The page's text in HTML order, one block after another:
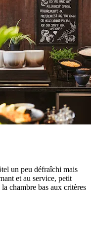
un peu défraîchi mais
et au service, petit
chambre bas aux critères